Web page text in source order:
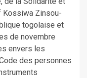
Kossiwa Zinsou-
togolaise et
de novembre
envers les
des personnes